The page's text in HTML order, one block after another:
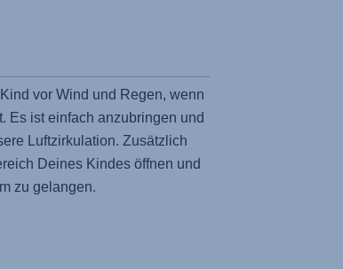
vor Wind und Regen, wenn
Es ist einfach anzubringen und
Luftzirkulation. Zusätzlich
Deines Kindes öffnen und
zu gelangen.